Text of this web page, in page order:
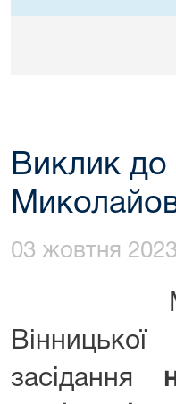
Виклик до
03 жовтня
засідання